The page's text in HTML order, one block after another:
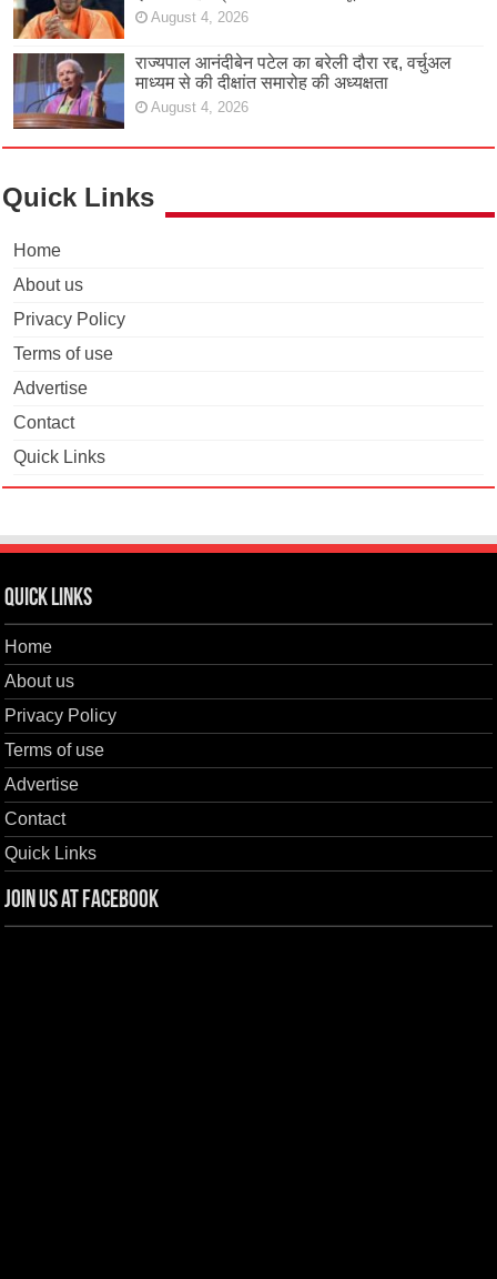
August 4, 2026
राज्यपाल आनंदीबेन पटेल का बरेली दौरा रद्द, वर्चुअल
माध्यम से की दीक्षांत समारोह की अध्यक्षता
August 4, 2026
Quick Links
Home
About us
Privacy Policy
Terms of use
Advertise
Contact
Quick Links
Quick Links
Home
About us
Privacy Policy
Terms of use
Advertise
Contact
Quick Links
Join us at Facebook